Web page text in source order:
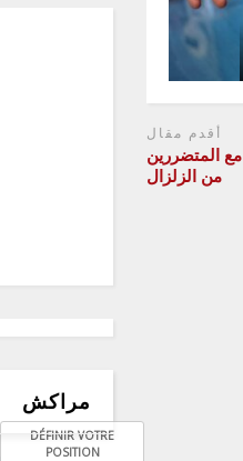
أقدم مقال
المتضررين
من الزلزال
مراكش
DÉFINIR VOTRE
POSITION